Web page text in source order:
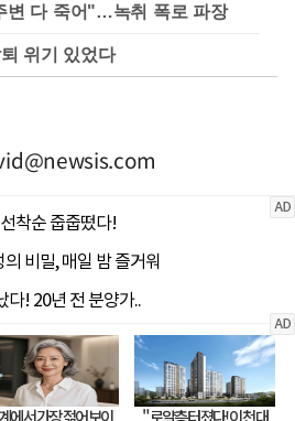
변 다 죽어"…녹취 폭로 파장
위기 있었다